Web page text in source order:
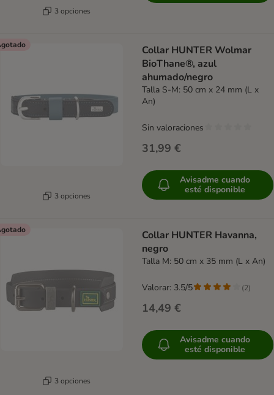
3 opciones
3 opciones
Collar HUNTER Wolmar
BioThane®, azul
ahumado/negro
Talla S-M: 50 cm x 24 mm (L x
An)
31,99 €
Sin valoraciones
Avisadme cuando
esté disponible
3 opciones
Collar HUNTER Havanna,
negro
Talla M: 50 cm x 35 mm (L x An)
14,49 €
Valorar: 3.5/5 (2)
Avisadme cuando
esté disponible